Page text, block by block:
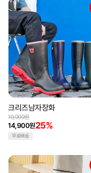
크리즈남자장화
14,900원25%
19,900원
무료배송